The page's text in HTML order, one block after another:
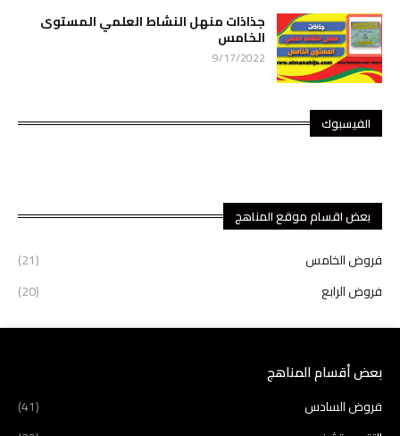
جذاذات منهل النشاط العلمي المستوى
الخامس
9/17/2022
الفيسبوك
بعض اقسام موقع المناهج
فروض الخامس
(21)
فروض الرابع
(20)
بعض أقسام المناهج
فروض السادس
(41)